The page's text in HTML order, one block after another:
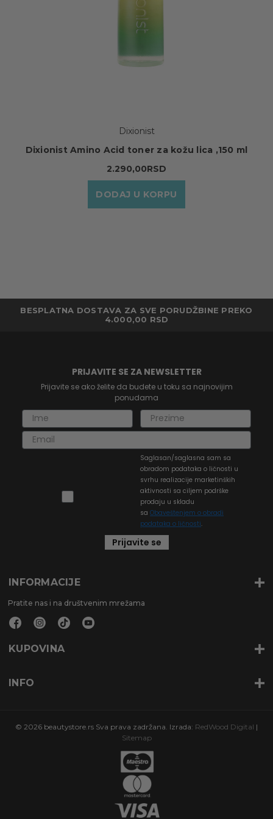
Dixionist
Dixionist Amino Acid toner za kožu lica ,150 ml
2.290,00RSD
DODAJ U KORPU
BESPLATNA DOSTAVA ZA SVE PORUDŽBINE PREKO
4.000,00 RSD
PRIJAVITE SE ZA NEWSLETTER
Prijavite se ako želite da budete u toku sa najnovijim
ponudama
Saglasan/saglasna sam sa
obradom podataka o ličnosti u
svrhu realizacije marketinških
aktivnosti sa ciljem podrške
prodaju u skladu
sa Obaveštenjem o obradi
podataka o ličnosti.
Prijavite se
INFORMACIJE
Pratite nas i na društvenim mrežama
KUPOVINA
INFO
© 2026 beautystore.rs Sva prava zadržana. Izrada: RedWood Digital |
Sitemap